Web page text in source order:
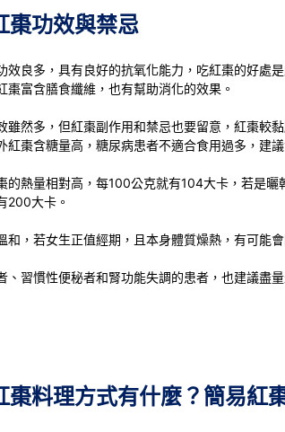
棗功效與禁忌
效良多，具有良好的抗氧化能力，吃紅棗的好處
棗富含膳食纖維，也有幫助消化的效果。
雖然多，但紅棗副作用和禁忌也要留意，紅棗較
紅棗含糖量高，糖尿病患者不適合食用過多，建
的熱量相對高，每100公克就有104大卡，若是
200大卡。
和，若女生正值經期，且本身體質燥熱，有可能
、習慣性便秘者和腎功能失調的患者，也建議盡量
棗料理方式有什麼？簡易紅